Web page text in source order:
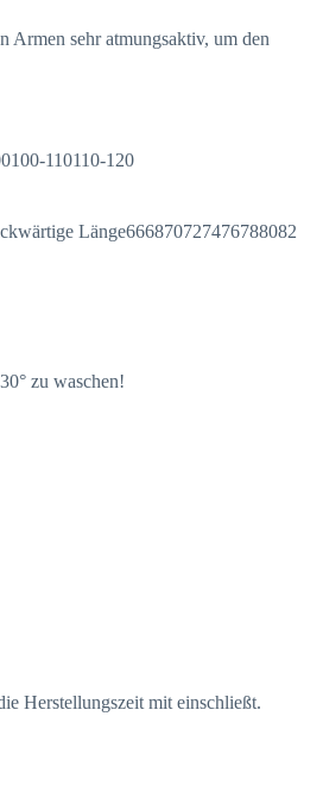
Armen sehr atmungsaktiv, um den
110110-120
Länge666870727476788082
zu waschen!
Herstellungszeit mit einschließt.